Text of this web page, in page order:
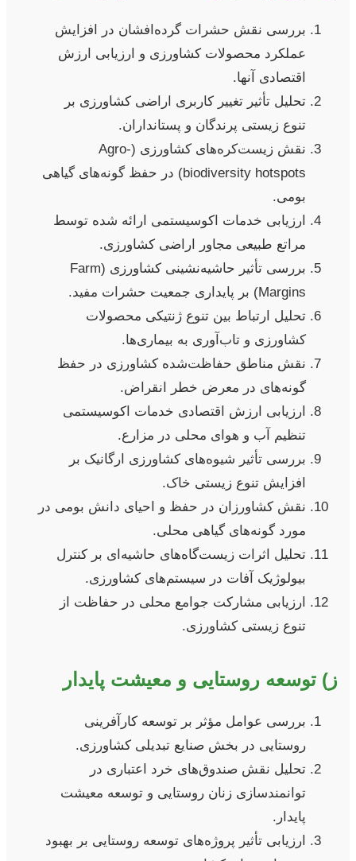
بررسی نقش حشرات گرده‌افشان در افزایش
عملکرد محصولات کشاورزی و ارزیابی ارزش
اقتصادی آنها.
تحلیل تأثیر تغییر کاربری اراضی کشاورزی بر
تنوع زیستی پرندگان و پستانداران.
نقش زیست‌کره‌های کشاورزی (Agro-
biodiversity hotspots) در حفظ گونه‌های گیاهی
بومی.
ارزیابی خدمات اکوسیستمی ارائه شده توسط
مراتع طبیعی مجاور اراضی کشاورزی.
بررسی تأثیر حاشیه‌نشینی کشاورزی (Farm
Margins) بر پایداری جمعیت حشرات مفید.
تحلیل ارتباط بین تنوع ژنتیکی محصولات
کشاورزی و تاب‌آوری به بیماری‌ها.
نقش مناطق حفاظت‌شده کشاورزی در حفظ
گونه‌های در معرض خطر انقراض.
ارزیابی ارزش اقتصادی خدمات اکوسیستمی
تنظیم آب و هوای محلی در مزارع.
بررسی تأثیر شیوه‌های کشاورزی ارگانیک بر
افزایش تنوع زیستی خاک.
نقش کشاورزان در حفظ و احیای دانش بومی در
مورد گونه‌های گیاهی محلی.
تحلیل اثرات زیست‌گاه‌های حاشیه‌ای بر کنترل
بیولوژیک آفات در سیستم‌های کشاورزی.
ارزیابی مشارکت جوامع محلی در حفاظت از
تنوع زیستی کشاورزی.
ز) توسعه روستایی و معیشت پایدار
بررسی عوامل مؤثر بر توسعه کارآفرینی
روستایی در بخش صنایع تبدیلی کشاورزی.
تحلیل نقش صندوق‌های خرد اعتباری در
توانمندسازی زنان روستایی و توسعه معیشت
پایدار.
ارزیابی تأثیر پروژه‌های توسعه روستایی بر بهبود